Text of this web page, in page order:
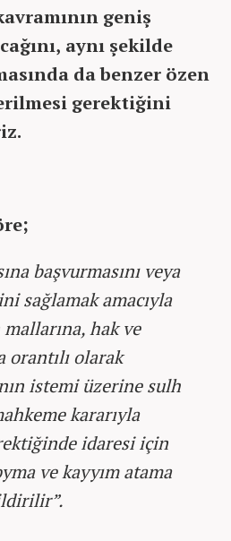
geniş
aynı şekilde
da benzer özen
gerektiğini
başvurmasını veya
sağlamak amacıyla
hak ve
orantılı olarak
istemi üzerine sulh
kararıyla
idaresi için
ve kayyım atama